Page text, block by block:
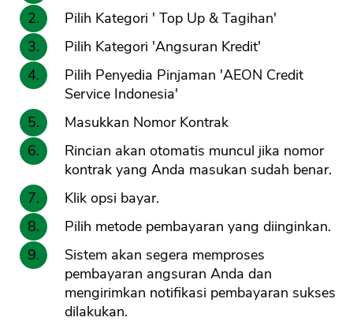
Pilih Kategori ' Top Up & Tagihan'
Pilih Kategori 'Angsuran Kredit'
Pilih Penyedia Pinjaman 'AEON Credit
Service Indonesia'
Masukkan Nomor Kontrak
Rincian akan otomatis muncul jika nomor
kontrak yang Anda masukan sudah benar.
Klik opsi bayar.
Pilih metode pembayaran yang diinginkan.
Sistem akan segera memproses
pembayaran angsuran Anda dan
mengirimkan notifikasi pembayaran sukses
dilakukan.